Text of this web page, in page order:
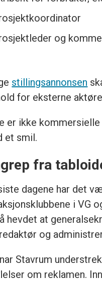
og
stillingsannonsen
for eksterne
er ikke
et smil.
fra
dagene har det
i VG
hevdet at
og
Stavrum
om reklamen.